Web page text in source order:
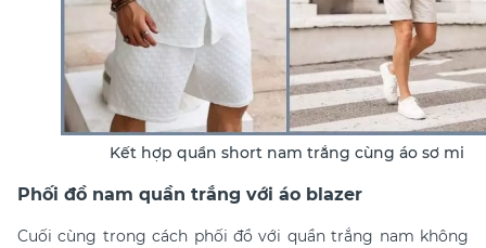
Kết hợp quần short nam trắng cùng áo sơ mi
Phối đồ nam quần trắng với áo blazer
Cuối cùng trong cách phối đồ với quần trắng nam không